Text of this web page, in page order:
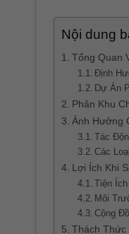
Nội dung
Tổng Quan
Định
Dự Án
Phân Khu
Ảnh Hưởng
Tác
Các
Lợi Ích Khi
Tiện
Môi
Cộng
Thách Thức